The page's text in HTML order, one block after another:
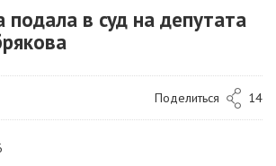
подала в суд на депутата
Поделиться 14